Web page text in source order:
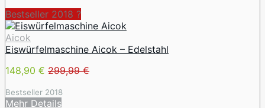
Bestseller 2018 ?
Aicok
Eiswürfelmaschine Aicok – Edelstahl
148,90 € 299,99 €
Bestseller 2018
Mehr Details